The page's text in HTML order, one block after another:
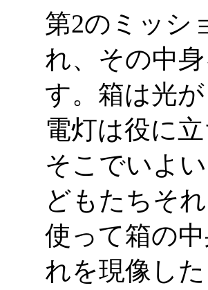
第2のミッシ
れ、その中
す。箱は光
電灯は役に
そこでいよ
どもたちそ
使って箱の
れを現像し